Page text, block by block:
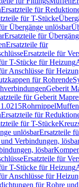
Ersatzteile für
für T-Stücke
Übergänge unlösbar
Ersatzteile für
Ersatzteile für
Ersatzteile für
T-Stücke für Heizung
Anschlüsse für
für Rohrende
Geberit
für Geberit
RohrnippelMuffen
Ersatzteile für
für T-Stücke
unlösbarErsatzteile
Verbindungen,
lösbar
Ersatzteile für
T-Stücke für Heizung
Anschlüsse für
für Rohre